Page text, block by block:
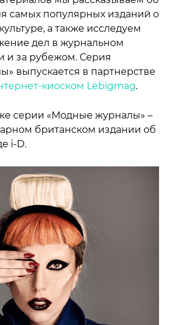
популярных изданий о
исследуем
киоском Lebigmag.
британском издании об
i-D.